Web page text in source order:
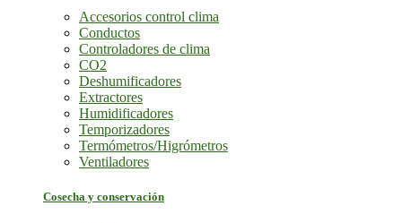
Accesorios control clima
Conductos
Controladores de clima
CO2
Deshumificadores
Extractores
Humidificadores
Temporizadores
Termómetros/Higrómetros
Ventiladores
Cosecha y conservación